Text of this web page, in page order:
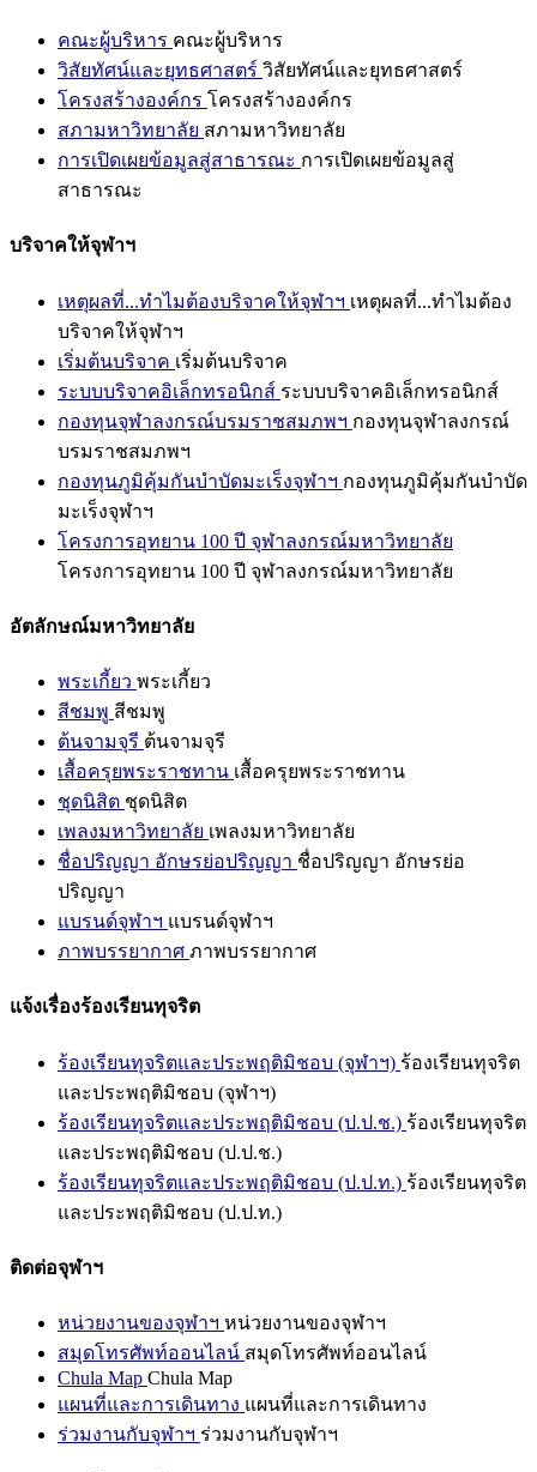
คณะผู้บริหาร คณะผู้บริหาร
วิสัยทัศน์และยุทธศาสตร์ วิสัยทัศน์และยุทธศาสตร์
โครงสร้างองค์กร โครงสร้างองค์กร
สภามหาวิทยาลัย สภามหาวิทยาลัย
การเปิดเผยข้อมูลสู่สาธารณะ การเปิดเผยข้อมูลสู่
สาธารณะ
บริจาคให้จุฬาฯ
เหตุผลที่...ทำไมต้องบริจาคให้จุฬาฯ เหตุผลที่...ทำไมต้อง
บริจาคให้จุฬาฯ
เริ่มต้นบริจาค เริ่มต้นบริจาค
ระบบบริจาคอิเล็กทรอนิกส์ ระบบบริจาคอิเล็กทรอนิกส์
กองทุนจุฬาลงกรณ์บรมราชสมภพฯ กองทุนจุฬาลงกรณ์
บรมราชสมภพฯ
กองทุนภูมิคุ้มกันบำบัดมะเร็งจุฬาฯ กองทุนภูมิคุ้มกันบำบัด
มะเร็งจุฬาฯ
โครงการอุทยาน 100 ปี จุฬาลงกรณ์มหาวิทยาลัย
โครงการอุทยาน 100 ปี จุฬาลงกรณ์มหาวิทยาลัย
อัตลักษณ์มหาวิทยาลัย
พระเกี้ยว พระเกี้ยว
สีชมพู สีชมพู
ต้นจามจุรี ต้นจามจุรี
เสื้อครุยพระราชทาน เสื้อครุยพระราชทาน
ชุดนิสิต ชุดนิสิต
เพลงมหาวิทยาลัย เพลงมหาวิทยาลัย
ชื่อปริญญา อักษรย่อปริญญา ชื่อปริญญา อักษรย่อ
ปริญญา
แบรนด์จุฬาฯ แบรนด์จุฬาฯ
ภาพบรรยากาศ ภาพบรรยากาศ
แจ้งเรื่องร้องเรียนทุจริต
ร้องเรียนทุจริตและประพฤติมิชอบ (จุฬาฯ) ร้องเรียนทุจริต
และประพฤติมิชอบ (จุฬาฯ)
ร้องเรียนทุจริตและประพฤติมิชอบ (ป.ป.ช.) ร้องเรียนทุจริต
และประพฤติมิชอบ (ป.ป.ช.)
ร้องเรียนทุจริตและประพฤติมิชอบ (ป.ป.ท.) ร้องเรียนทุจริต
และประพฤติมิชอบ (ป.ป.ท.)
ติดต่อจุฬาฯ
หน่วยงานของจุฬาฯ หน่วยงานของจุฬาฯ
สมุดโทรศัพท์ออนไลน์ สมุดโทรศัพท์ออนไลน์
Chula Map Chula Map
แผนที่และการเดินทาง แผนที่และการเดินทาง
ร่วมงานกับจุฬาฯ ร่วมงานกับจุฬาฯ